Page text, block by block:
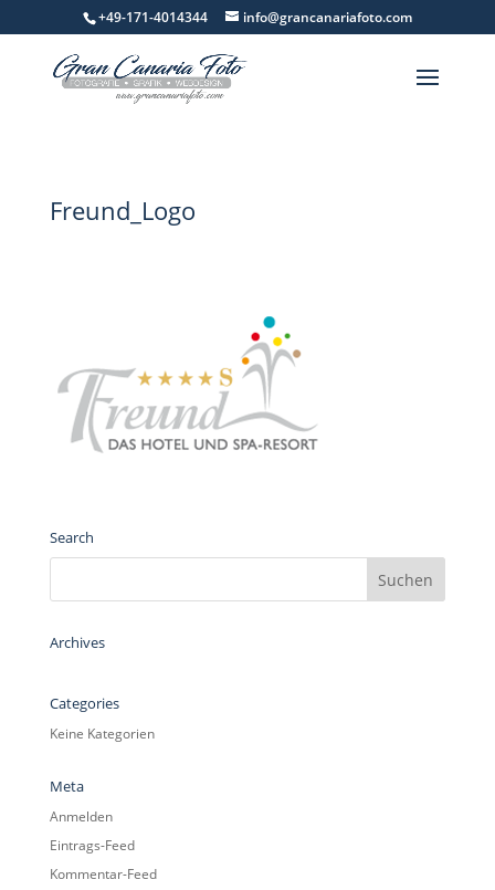
+49-171-4014344 info@grancanariafoto.com
Freund_Logo
Search
Archives
Categories
Keine Kategorien
Meta
Anmelden
Eintrags-Feed
Kommentar-Feed